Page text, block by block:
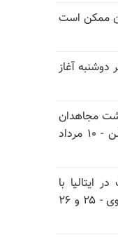
ممکن است
دوشنبه آغاز
مجاهدان
و شورشگران سربه‌دار لندن و کلن - ۱۰ مرداد
ایتالیا با
حضور و سخنرانی خانم مریم رجوی - ۲۵ و ۲۶